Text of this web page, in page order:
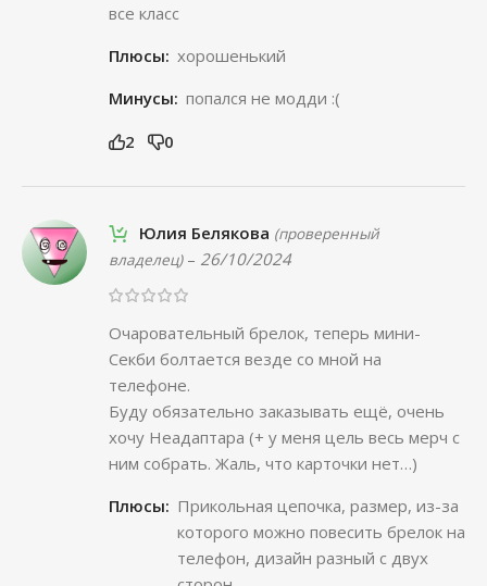
все класс
Плюсы: хорошенький
Минусы: попался не модди :(
2 0
Юлия Белякова (проверенный
владелец) – 26/10/2024
Очаровательный брелок, теперь мини-
Секби болтается везде со мной на
телефоне.
Буду обязательно заказывать ещё, очень
хочу Неадаптара (+ у меня цель весь мерч с
ним собрать. Жаль, что карточки нет…)
Плюсы: Прикольная цепочка, размер, из-за
которого можно повесить брелок на
телефон, дизайн разный с двух